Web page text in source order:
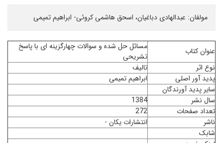
مولفان: عبدالهادی دباغیان، اسحق هاشمی کروئی- ابراهیم تمیمی
عنوان کتاب
مسائل حل شده و سوالات چهارگزینه ای با پاسخ
تشریحی
نوع اثر
تالیف
پدید آور اصلی
ابراهیم تمیمی
سایر پدید آورندگان
سال نشر
1384
تعداد صفحات
272
ناشر
انتشارات یکان -
شابک